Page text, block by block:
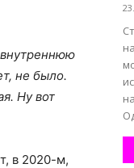
не было.
Ну вот
в 2020-м,